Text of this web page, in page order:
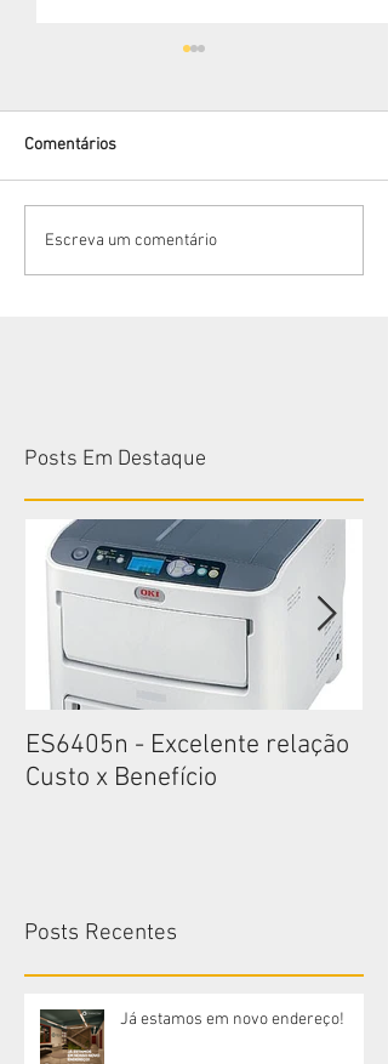
Vantagens em alugar com a
Cearacom!
Comentários
Escreva um comentário
Posts Em Destaque
ES6405n - Excelente relação
Custo x Benefício
Posts Recentes
Já estamos em novo endereço!